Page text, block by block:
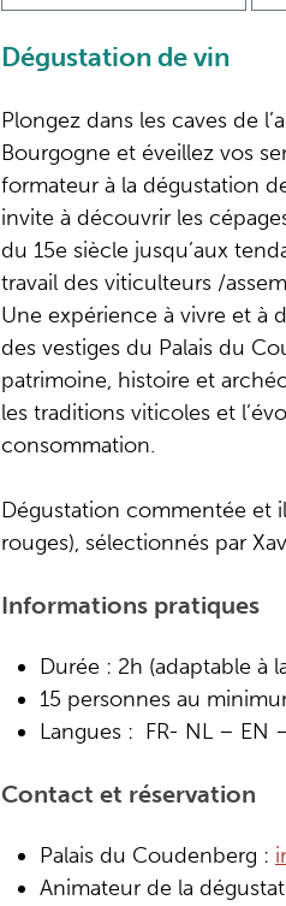
Dégustation de vin
Plongez dans les caves de
Bourgogne et éveillez vos
formateur à la dégustation
invite à découvrir les
du 15e siècle jusqu’aux
travail des viticulteurs /
Une expérience à vivre et à
des vestiges du Palais du
patrimoine, histoire et
les traditions viticoles et
consommation.
Dégustation commentée et
rouges), sélectionnés par
Informations pratiques
Durée : 2h (adaptable à
15 personnes au
Langues : FR- NL – EN
Contact et réservation
Palais du Coudenberg :
Animateur de la